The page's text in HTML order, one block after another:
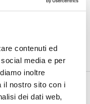
contenuti ed
media e per
inoltre
il nostro sito con i
dei dati web,
da €
da €
43.30
ufficiali di